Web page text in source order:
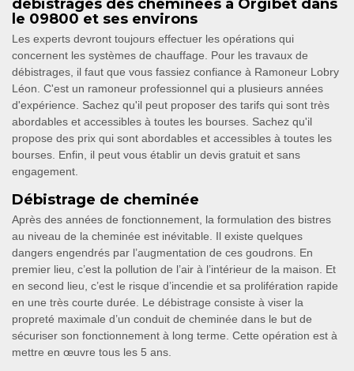
débistrages des cheminées à Orgibet dans
le 09800 et ses environs
Les experts devront toujours effectuer les opérations qui
concernent les systèmes de chauffage. Pour les travaux de
débistrages, il faut que vous fassiez confiance à Ramoneur Lobry
Léon. C'est un ramoneur professionnel qui a plusieurs années
d'expérience. Sachez qu'il peut proposer des tarifs qui sont très
abordables et accessibles à toutes les bourses. Sachez qu'il
propose des prix qui sont abordables et accessibles à toutes les
bourses. Enfin, il peut vous établir un devis gratuit et sans
engagement.
Débistrage de cheminée
Après des années de fonctionnement, la formulation des bistres
au niveau de la cheminée est inévitable. Il existe quelques
dangers engendrés par l’augmentation de ces goudrons. En
premier lieu, c’est la pollution de l’air à l’intérieur de la maison. Et
en second lieu, c’est le risque d’incendie et sa prolifération rapide
en une très courte durée. Le débistrage consiste à viser la
propreté maximale d’un conduit de cheminée dans le but de
sécuriser son fonctionnement à long terme. Cette opération est à
mettre en œuvre tous les 5 ans.